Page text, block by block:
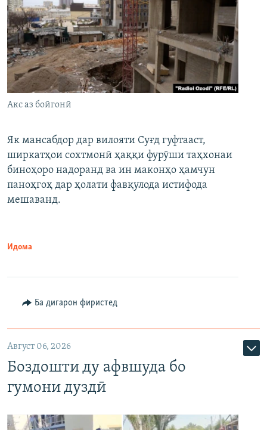
Акс аз бойгонӣ
Як мансабдор дар вилояти Суғд гуфтааст,
ширкатҳои сохтмонӣ ҳаққи фурӯши таҳхонаи
биноҳоро надоранд ва ин маконҳо ҳамчун
паноҳгоҳ дар ҳолати фавқулода истифода
мешаванд.
Идома
Ба дигарон фиристед
Август 06, 2026
Боздошти ду афвшуда бо
гумони дуздӣ